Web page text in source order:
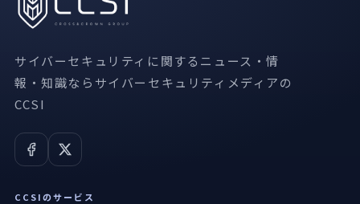
サイバーセキュリティに関するニュース・情
報・知識ならサイバーセキュリティメディアの
CCSI
CCSIのサービス